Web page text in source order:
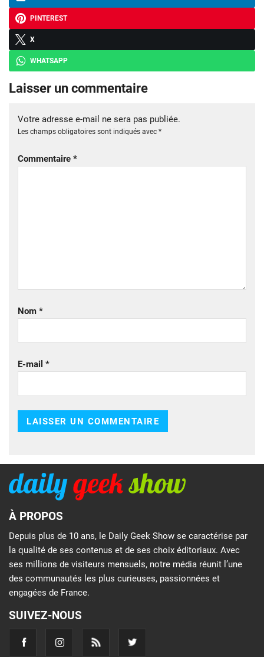
PINTEREST
X
WHATSAPP
Laisser un commentaire
Votre adresse e-mail ne sera pas publiée.
Les champs obligatoires sont indiqués avec *
Commentaire *
Nom *
E-mail *
À PROPOS
Depuis plus de 10 ans, le Daily Geek Show se caractérise par
la qualité de ses contenus et de ses choix éditoriaux. Avec
ses millions de visiteurs mensuels, notre média réunit l’une
des communautés les plus curieuses, passionnées et
engagées de France.
SUIVEZ-NOUS